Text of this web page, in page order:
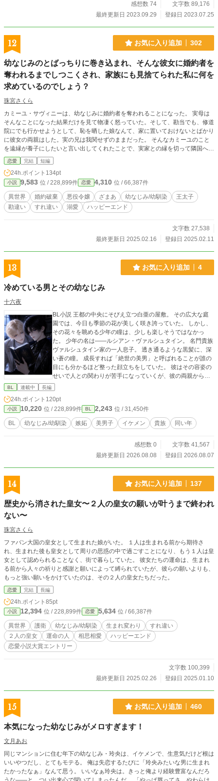
感想数 74
文字数 89,176
最終更新日 2023.09.29
登録日 2023.07.25
12 お気に入り追加 302
幼なじみのとばっちりに巻き込まれ、そんな彼女に婚約者を
奪われるまでしつこくされ、家族にも見捨てられた私に何を
求めているのでしょう？
珠宮さくら
カミーユ・サヴィニーは、幼なじみに婚約者を奪われることになった。 実母は
そんなことになった結果だけを見て物凄く怒っていた。そして、勘当でも、修道
院にでも行かせようとして、恥を晒した娘なんて、家に置いておけないとばかり
に彼女の両親はした。実の兄は我関せずのままだった。 そんなカミーユのこと
を遠縁が養子にしたいと言い出してくれたことで、実家との縁を切って隣国へと
行くことになったのだが、色んなことがありすぎたカミーユは気持ちに疎くなり
すぎていたからこそ、幸せを掴むことになるとは思いもしなかった。
恋愛 完結 短編
24h.ポイント 134pt
小説 9,583 位 / 228,899件 恋愛 4,310 位 / 66,387件
異世界 婚約破棄 悪役令嬢 ざまあ 幼なじみ/幼馴染
王太子
勘違い
すれ違い 溺愛 ハッピーエンド
文字数 27,538
最終更新日 2025.02.16
登録日 2025.02.11
13 お気に入り追加 4
冷めている男とその幼なじみ
十六夜
BL小説 王都の中央にそびえ立つ白亜の屋敷。 その広大な庭
園では、今日も季節の花が美しく咲き誇っていた。 しかし、
その花々を眺める少年の瞳は、少しも楽しそうではなかっ
た。 少年の名は――ルシアン・ヴァルシュタイン。 名門貴族
ヴァルシュタイン家の一人息子。 透き通るような黒髪に、深
い蒼の瞳。 成長すれば「絶世の美男」と呼ばれることが誰の
目にも分かるほど整った顔立ちをしていた。 彼はその容姿の
せいで人との関わりが苦手になっていくが、彼の両親から歳
が同じ少年を紹介されることとなる。
BL 連載中 長編
24h.ポイント 120pt
小説 10,220 位 / 228,899件 BL 2,243 位 / 31,450件
BL 幼なじみ/幼馴染 嫉妬 美男子 イケメン 貴族 同い年
感想数 0
文字数 41,567
最終更新日 2026.08.08
登録日 2026.08.07
14 お気に入り追加 137
歴史から消された皇女〜２人の皇女の願いが叶うまで終われ
ない〜
珠宮さくら
ファバン大国の皇女として生まれた娘がいた。 １人は生まれる前から期待さ
れ、生まれた後も皇女として周りの思惑の中で過ごすことになり、もう１人は皇
女として認められることなく、街で暮らしていた。 彼女たちの運命は、生まれ
る前から人々の祈りと感謝と願いによって縛られていたが、彼らの願いよりも、
もっと強い願いをかけていたのは、その２人の皇女たちだった。
恋愛 完結 長編
24h.ポイント 85pt
小説 12,394 位 / 228,899件 恋愛 5,634 位 / 66,387件
異世界 護衛 幼なじみ/幼馴染 生まれ変わり
すれ違い
２人の皇女
運命の人 相思相愛
ハッピーエンド
恋愛小説大賞エントリー
文字数 100,399
最終更新日 2025.02.26
登録日 2025.01.10
15 お気に入り追加 460
本気になった幼なじみがメロすぎます！
文月あお
同じマンションに住む年下の幼なじみ・玲央は、イケメンで、生意気だけど根は
いいやつだし、とてもモテる。 俺は失恋するたびに「玲央みたいな男に生まれ
たかったなぁ」なんて思う。 いいなぁ玲央は。きっと俺より経験豊富なんだろ